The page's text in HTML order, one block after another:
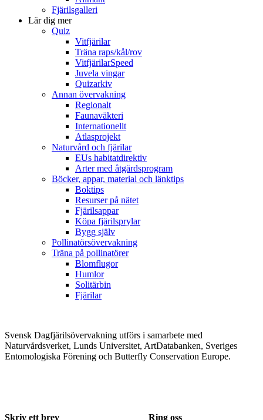
Fjärilsgalleri
Lär dig mer
Quiz
Vitfjärilar
Träna raps/kål/rov
VitfjärilarSpeed
Juvela vingar
Quizarkiv
Annan övervakning
Regionalt
Faunaväkteri
Internationellt
Atlasprojekt
Naturvård och fjärilar
EUs habitatdirektiv
Arter med åtgärdsprogram
Böcker, appar, material och länktips
Boktips
Resurser på nätet
Fjärilsappar
Köpa fjärilsprylar
Bygg själv
Pollinatörsövervakning
Träna på pollinatörer
Blomflugor
Humlor
Solitärbin
Fjärilar
Svensk Dagfjärilsövervakning utförs i samarbete med
Naturvårdsverket, Lunds Universitet, ArtDatabanken, Sveriges
Entomologiska Förening och Butterfly Conservation Europe.
Skriv ett brev Ring oss